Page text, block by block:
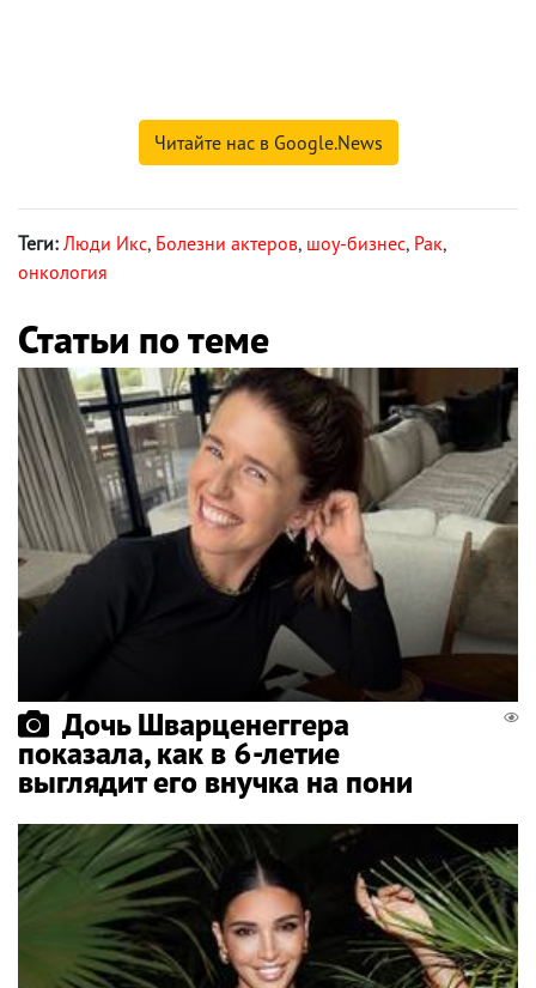
Читайте нас в Google.News
Теги: Люди Икс, Болезни актеров, шоу-бизнес, Рак,
онкология
Статьи по теме
Дочь Шварценеггера
показала, как в 6-летие
выглядит его внучка на пони